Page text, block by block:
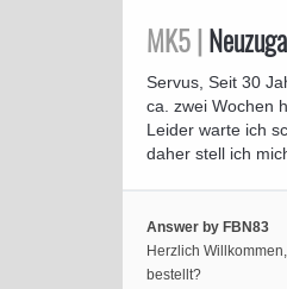
MK5 |
Servus, Seit 30
ca. zwei Wochen
Leider warte ich
daher stell ich mich
Answer by FBN83
Herzlich
bestellt?